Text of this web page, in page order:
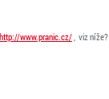
http://www.pranic.cz/, viz níže?